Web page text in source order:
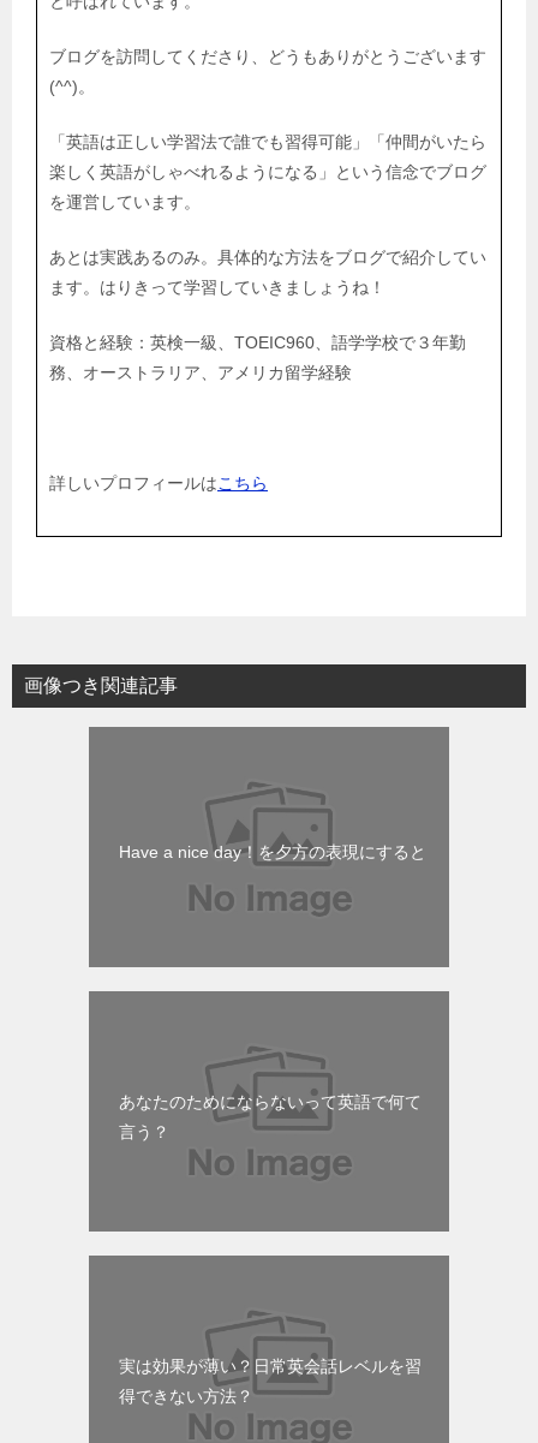
ブログを訪問してくださり、どうもありがとうございます
(^^)。
「英語は正しい学習法で誰でも習得可能」「仲間がいたら
楽しく英語がしゃべれるようになる」という信念でブログ
を運営しています。
あとは実践あるのみ。具体的な方法をブログで紹介してい
ます。はりきって学習していきましょうね！
資格と経験：英検一級、TOEIC960、語学学校で３年勤
務、オーストラリア、アメリカ留学経験
詳しいプロフィールはこちら
画像つき関連記事
Have a nice day！を夕方の表現にすると
あなたのためにならないって英語で何て
言う？
実は効果が薄い？日常英会話レベルを習
得できない方法？